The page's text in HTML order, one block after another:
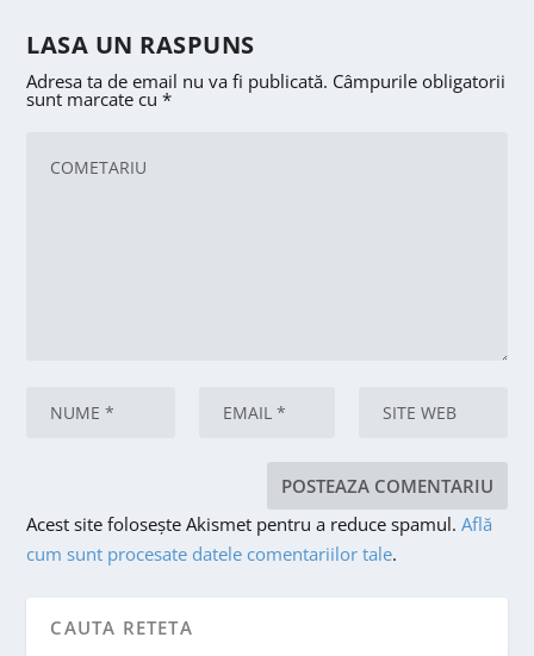
LASA UN RASPUNS
Adresa ta de email nu va fi publicată. Câmpurile obligatorii
sunt marcate cu*
Acest site folosește Akismet pentru a reduce spamul.Află
cum sunt procesate datele comentariilor tale.